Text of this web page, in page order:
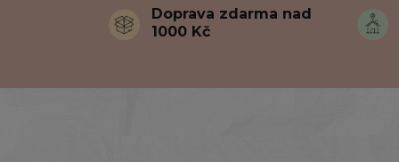
Doprava zdarma nad
1000 Kč